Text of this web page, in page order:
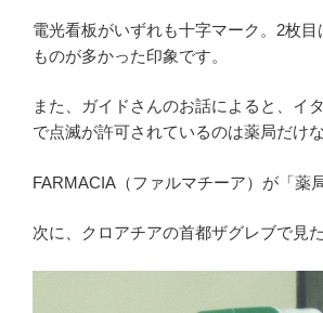
電光看板がいずれも十字マーク。2枚
ものが多かった印象です。
また、ガイドさんのお話によると、イ
で点滅が許可されているのは薬局だけな
FARMACIA（ファルマチーア）が「薬
次に、クロアチアの首都ザグレブで見